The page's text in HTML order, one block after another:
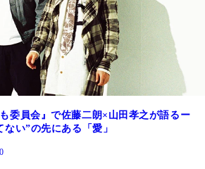
委員会』で佐藤二朗×山田孝之が語るー
い”の先にある「愛」